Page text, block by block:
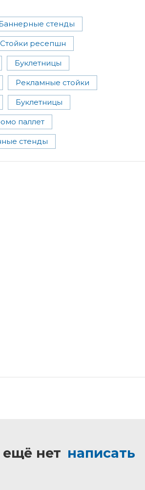
стенды
Стойки ресепшн
Буклетницы
Рекламные стойки
Буклетницы
паллет
стенды
нет написать